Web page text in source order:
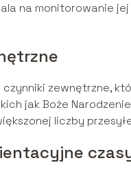
na monitorowanie
zewnętrzne,
jak Boże
liczby